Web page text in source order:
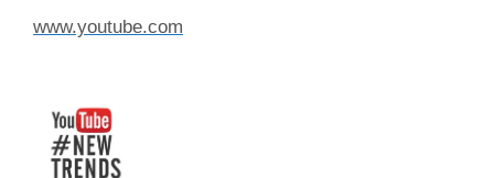
www.youtube.com